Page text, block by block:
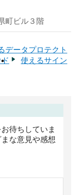
町ビル３階
データプロテクト
使えるサイン
待ちしていま
な意見や感想